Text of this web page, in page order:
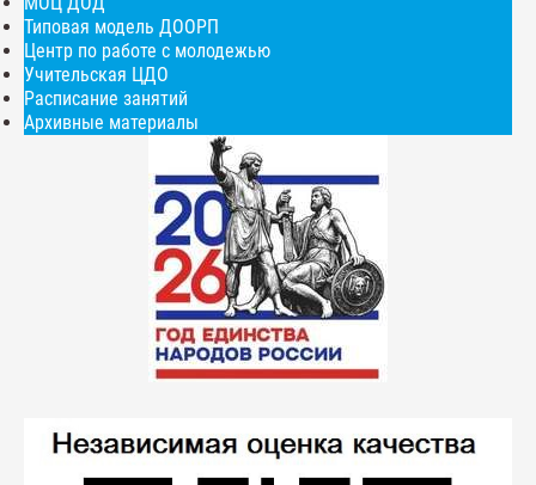
Типовая модель ДООРП
Центр по работе с молодежью
Учительская ЦДО
Расписание занятий
Архивные материалы